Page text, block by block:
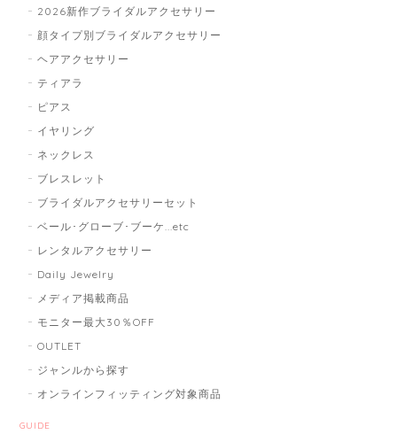
2026新作ブライダルアクセサリー
顔タイプ別ブライダルアクセサリー
ヘアアクセサリー
ティアラ
ピアス
イヤリング
ネックレス
ブレスレット
ブライダルアクセサリーセット
ベール･グローブ･ブーケ...etc
レンタルアクセサリー
Daily Jewelry
メディア掲載商品
モニター最大30％OFF
OUTLET
ジャンルから探す
オンラインフィッティング対象商品
GUIDE